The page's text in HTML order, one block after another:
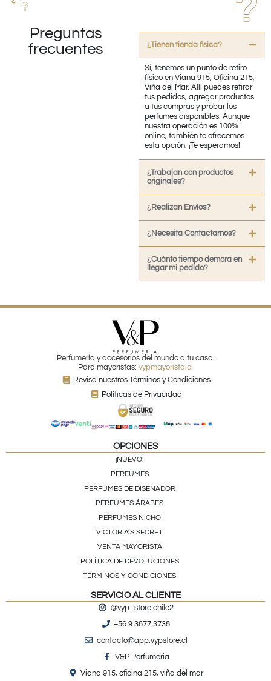
Preguntas
frecuentes
¿Tienen tienda fisica?
Sí, tenemos un punto de retiro
físico en Viana 915, Oficina 215,
Viña del Mar. Allí puedes retirar
tus pedidos, agregar productos
a tus compras y probar los
perfumes disponibles. Aunque
nuestra operación es 100%
online, también te ofrecemos
esta opción. ¡Te esperamos!
¿Trabajan con productos
originales?
¿Realizan Envíos?
¿Necesita Contactarnos?
¿Cuánto tiempo demora en
llegar mi pedido?
Perfumería y accesorios del mundo a tu casa.
Para mayoristas: vypmayorista.cl
Revisa nuestros Términos y Condiciones
Políticas de Privacidad
OPCIONES
¡NUEVO!
PERFUMES
PERFUMES DE DISEÑADOR
PERFUMES ÁRABES
PERFUMES NICHO
VICTORIA’S SECRET
VENTA MAYORISTA
POLÍTICA DE DEVOLUCIONES
TÉRMINOS Y CONDICIONES
SERVICIO AL CLIENTE
@vyp_store.chile2
+56 9 3877 3738
contacto@app.vypstore.cl
V&P Perfumeria
Viana 915, oficina 215, viña del mar